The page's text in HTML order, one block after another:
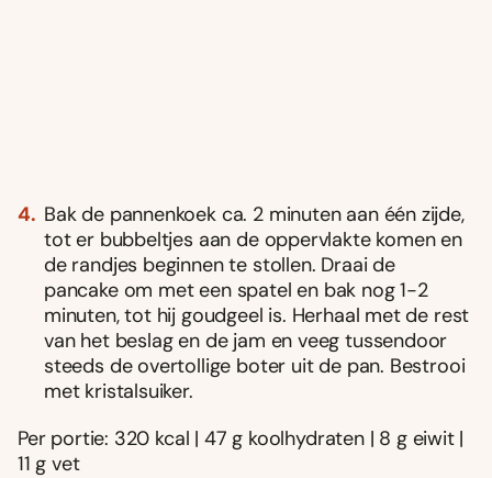
Bak de pannenkoek ca. 2 minuten aan één zijde,
tot er bubbeltjes aan de oppervlakte komen en
de randjes beginnen te stollen. Draai de
pancake om met een spatel en bak nog 1-2
minuten, tot hij goudgeel is. Herhaal met de rest
van het beslag en de jam en veeg tussendoor
steeds de overtollige boter uit de pan. Bestrooi
met kristalsuiker.
Per portie: 320 kcal | 47 g koolhydraten | 8 g eiwit |
11 g vet